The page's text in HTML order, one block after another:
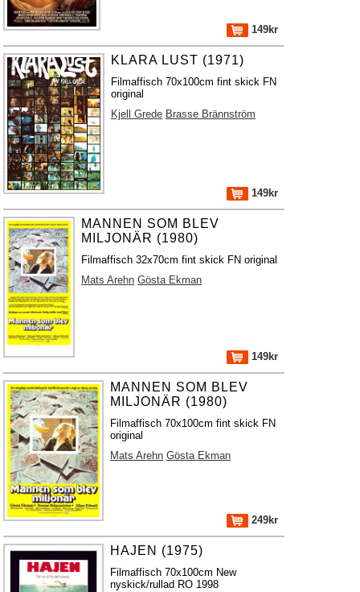
149kr
KLARA LUST (1971)
Filmaffisch 70x100cm fint skick FN
original
Kjell Grede Brasse Brännström
149kr
MANNEN SOM BLEV
MILJONÄR (1980)
Filmaffisch 32x70cm fint skick FN original
Mats Arehn Gösta Ekman
149kr
MANNEN SOM BLEV
MILJONÄR (1980)
Filmaffisch 70x100cm fint skick FN
original
Mats Arehn Gösta Ekman
249kr
HAJEN (1975)
Filmaffisch 70x100cm New
nyskick/rullad RO 1998